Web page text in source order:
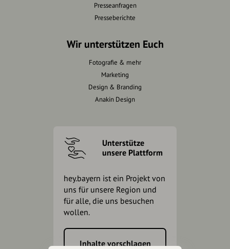
Presseanfragen
Presseberichte
Wir unterstützen Euch
Fotografie & mehr
Marketing
Design & Branding
Anakin Design
Unterstütze
unsere Plattform
hey.bayern ist ein Projekt von
uns für unsere Region und
für alle, die uns besuchen
wollen.
Inhalte vorschlagen